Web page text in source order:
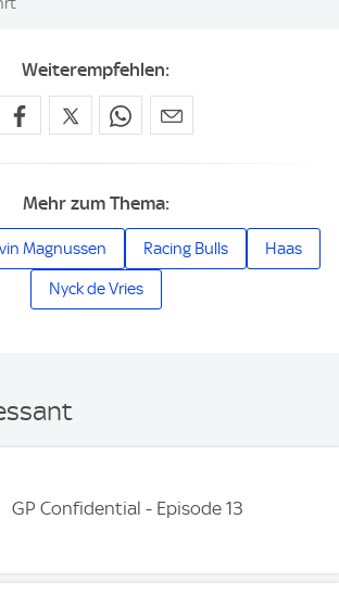
Weiterempfehlen:
Mehr zum Thema:
Magnussen Racing Bulls Haas
Nyck de Vries
GP Confidential - Episode 13